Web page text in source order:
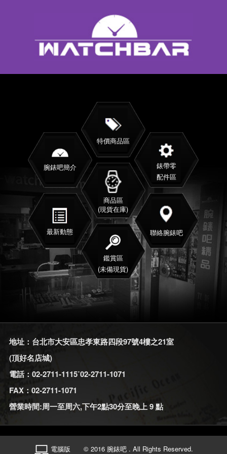
商品區
(現貨在庫)
特價商品區
錶帶零
配件區
聯絡腕錶吧
鑑賞區
(未備現貨)
最新動態
腕錶吧簡介
地址：台北市大安區忠孝東路四段97號4樓之21室
(頂好名店城)
電話：02-2711-1115˙02-2711-1071
FAX：02-2711-1071
營業時間:周一至周六,下午2點30分至晚上 9 點
電腦版 © 2016 腕錶吧 . All Rights Reserved.